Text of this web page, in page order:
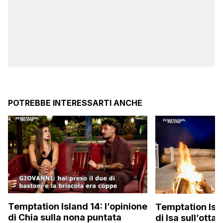
POTREBBE INTERESSARTI ANCHE
Temptation Island 14: l’opinione
di Chia sulla nona puntata
Temptation
di Isa